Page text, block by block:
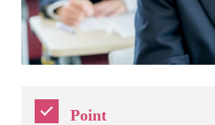
Point